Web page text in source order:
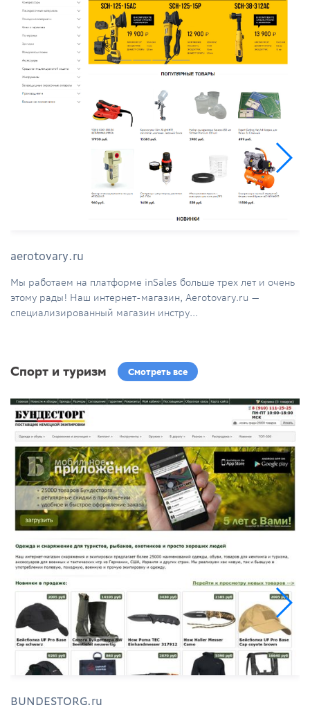
aerotovary.ru
Мы работаем на платформе inSales больше трех лет и очень
этому рады! Наш интернет-магазин, Aerotovary.ru —
специализированный магазин инстру...
Спорт и туризм Смотреть все
BUNDESTORG.ru